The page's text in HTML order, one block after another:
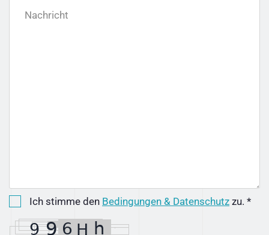
Nachricht
Ich stimme den Bedingungen & Datenschutz zu. *